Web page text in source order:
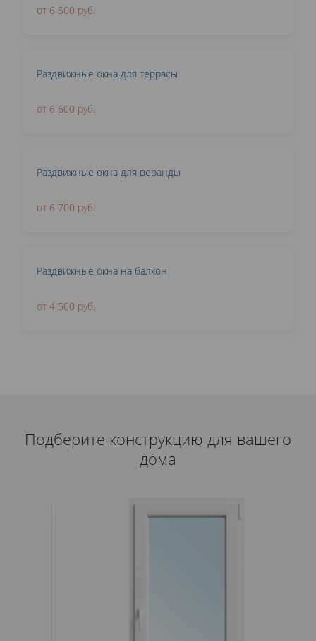
от 6 500 руб.
Раздвижные окна для террасы
от 6 600 руб.
Раздвижные окна для веранды
от 6 700 руб.
Раздвижные окна на балкон
от 4 500 руб.
Подберите конструкцию для вашего
дома